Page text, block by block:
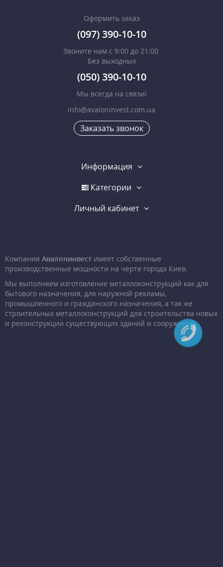
Оформить заказ
(097) 390-10-10
Звоните нам с 9:00 до 21:00
Без выходных
(050) 390-10-10
Мы всегда на связи!
info@avaloninvest.com.ua
Заказать звонок
Информация
Категории
Личный кабинет
Компания Авалонинвест имеет собственные
производственные мощности на черте города Киев.
Мы выполняем изготовление металлоконструкций как для
бытового назначения, для наружной рекламы,
промышленного и гражданского назначения, а так же
строительных металлоконструкций для строительства новых
и реконструкции существующих зданий и сооружений.